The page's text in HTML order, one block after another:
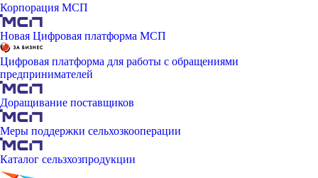
Корпорация МСП
Новая Цифровая платформа МСП
Цифровая платформа для работы с обращениями
предпринимателей
Доращивание поставщиков
Меры поддержки сельхозкооперации
Каталог сельзхозпродукции